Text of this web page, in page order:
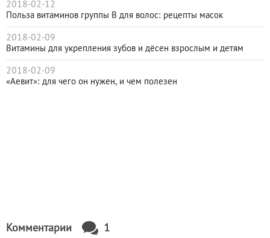
2018-02-12
Польза витаминов группы В для волос: рецепты масок
2018-02-09
Витамины для укрепления зубов и дёсен взрослым и детям
2018-02-09
«Аевит»: для чего он нужен, и чем полезен
Комментарии 1